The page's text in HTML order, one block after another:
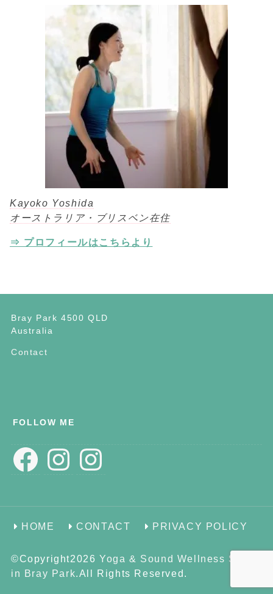
Kayoko Yoshida
オーストラリア・ブリスベン在住
⇒ プロフィールはこちらより
Bray Park 4500 QLD
Australia
Contact
FOLLOW ME
FacebookInstagramInstagram
HOME CONTACT PRIVACY POLICY
©Copyright2026 Yoga & Sound Wellness Space
in Bray Park.All Rights Reserved.